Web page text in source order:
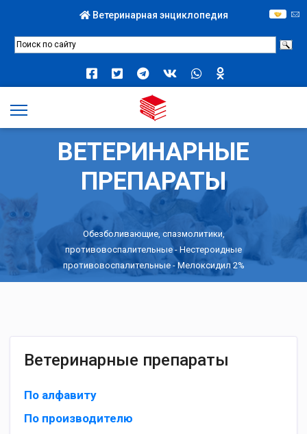
Ветеринарная энциклопедия
ВЕТЕРИНАРНЫЕ
ПРЕПАРАТЫ
Обезболивающие, спазмолитики,
противовоспалительные- Нестероидные
противовоспалительные - Мелоксидил 2%
Ветеринарные препараты
По алфавиту
По производителю